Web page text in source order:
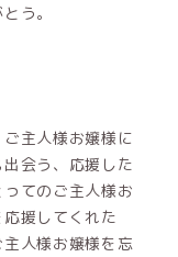
う。
主人様お嬢様に
会う、応援した
てのご主人様お
援してくれた
人様お嬢様を忘